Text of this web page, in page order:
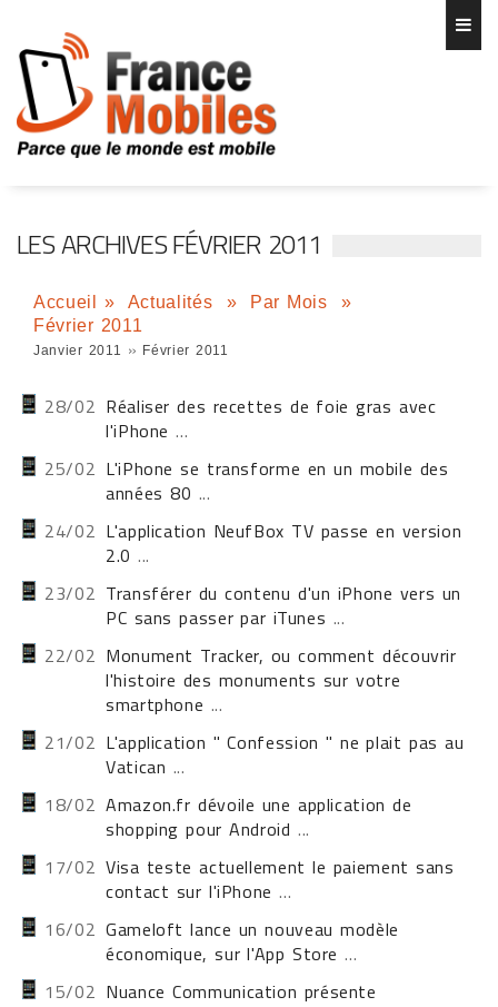
LES ARCHIVES FÉVRIER 2011
Accueil » Actualités » Par Mois
»
Février 2011
Janvier 2011 » Février 2011
28/02 Réaliser des recettes de foie gras avec
l'iPhone ...
25/02 L'iPhone se transforme en un mobile des
années 80 ...
24/02 L'application NeufBox TV passe en version
2.0 ...
23/02 Transférer du contenu d'un iPhone vers un
PC sans passer par iTunes ...
22/02 Monument Tracker, ou comment découvrir
l'histoire des monuments sur votre
smartphone ...
21/02 L'application " Confession " ne plait pas au
Vatican ...
18/02 Amazon.fr dévoile une application de
shopping pour Android ...
17/02 Visa teste actuellement le paiement sans
contact sur l'iPhone ...
16/02 Gameloft lance un nouveau modèle
économique, sur l'App Store ...
15/02 Nuance Communication présente